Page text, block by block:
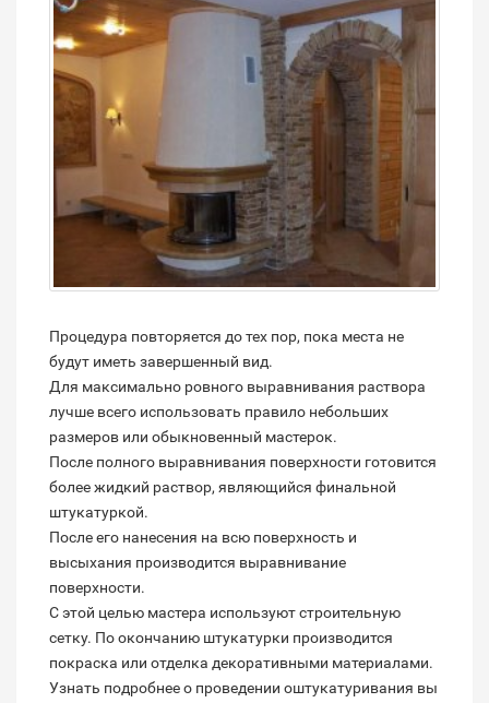
Процедура повторяется до тех пор, пока места не
будут иметь завершенный вид.
Для максимально ровного выравнивания раствора
лучше всего использовать правило небольших
размеров или обыкновенный мастерок.
После полного выравнивания поверхности готовится
более жидкий раствор, являющийся финальной
штукатуркой.
После его нанесения на всю поверхность и
высыхания производится выравнивание
поверхности.
С этой целью мастера используют строительную
сетку. По окончанию штукатурки производится
покраска или отделка декоративными материалами.
Узнать подробнее о проведении оштукатуривания вы